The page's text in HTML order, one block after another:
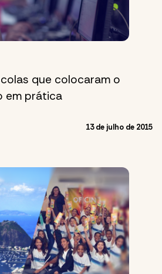
que colocaram o
em prática
13 de julho de 2015